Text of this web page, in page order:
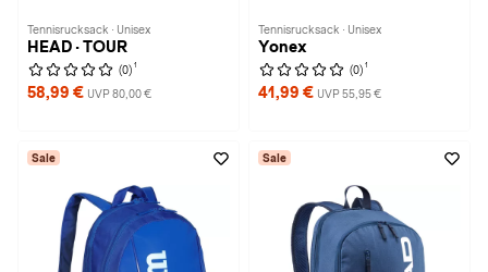
Tennisrucksack · Unisex
HEAD · TOUR
(0) 1
58,99 € UVP 80,00 €
Tennisrucksack · Unisex
Yonex
(0) 1
41,99 € UVP 55,95 €
Sale Sale